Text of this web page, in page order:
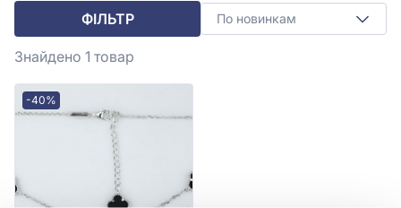
ФІЛЬТР По новинкам
Знайдено 1 товар
-40%